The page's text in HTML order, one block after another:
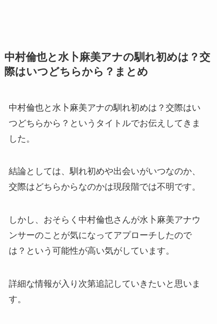
中村倫也と水卜麻美アナの馴れ初めは？交
際はいつどちらから？まとめ
中村倫也と水卜麻美アナの馴れ初めは？交際はい
つどちらから？というタイトルでお伝えしてきま
した。
結論としては、馴れ初めや出会いがいつなのか、
交際はどちらからなのかは現段階では不明です。
しかし、おそらく中村倫也さんが水卜麻美アナウ
ンサーのことが気になってアプローチしたので
は？という可能性が高い気がしています。
詳細な情報が入り次第追記していきたいと思いま
す。